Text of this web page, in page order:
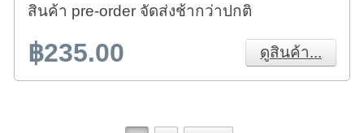
สินค้า pre-order จัดส่งช้ากว่าปกติ
฿235.00 ดูสินค้า...